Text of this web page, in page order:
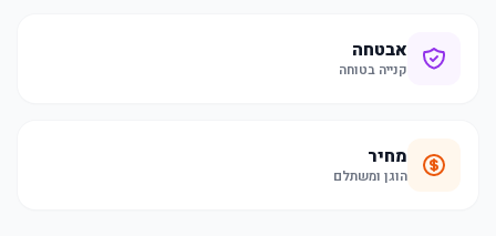
אבטחה
קנייה בטוחה
מחיר
הוגן ומשתלם